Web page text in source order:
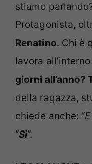
stiamo
Protagonista,
Renatino. Chi è
lavora
giorni all’anno?
della ragazza,
chiede anche: “
“Sì“.